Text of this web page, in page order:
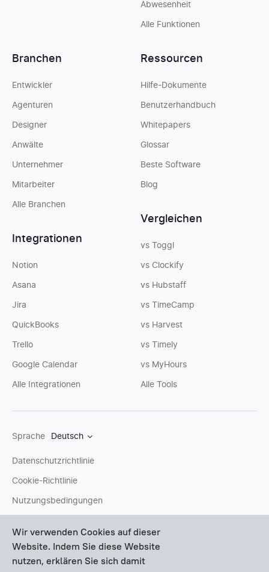
Abwesenheit
Alle Funktionen
Branchen
Entwickler
Agenturen
Designer
Anwälte
Unternehmer
Mitarbeiter
Alle Branchen
Integrationen
Notion
Asana
Jira
QuickBooks
Trello
Google Calendar
Alle Integrationen
Ressourcen
Hilfe-Dokumente
Benutzerhandbuch
Whitepapers
Glossar
Beste Software
Blog
Vergleichen
vs Toggl
vs Clockify
vs Hubstaff
vs TimeCamp
vs Harvest
vs Timely
vs MyHours
Alle Tools
Sprache Deutsch
Datenschutzrichtlinie
Cookie-Richtlinie
Nutzungsbedingungen
Support-Teamstellen. Wir helfen Ihnen gerne persönlich
Wir verwenden Cookies auf dieser
Website. Indem Sie diese Website
nutzen, erklären Sie sich damit